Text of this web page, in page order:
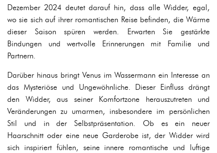
Dezember 2024 deutet darauf hin, dass alle Widder, egal,
wo sie sich auf ihrer romantischen Reise befinden, die Wärme
dieser Saison spüren werden. Erwarten Sie gestärkte
Bindungen und wertvolle Erinnerungen mit Familie und
Partnern.
Darüber hinaus bringt Venus im Wassermann ein Interesse an
das Mysteriöse und Ungewöhnliche. Dieser Einfluss drängt
den Widder, aus seiner Komfortzone herauszutreten und
Veränderungen zu umarmen, insbesondere im persönlichen
Stil und in der Selbstpräsentation. Ob es ein neuer
Haarschnitt oder eine neue Garderobe ist, der Widder wird
sich inspiriert fühlen, seine innere romantische und luftige